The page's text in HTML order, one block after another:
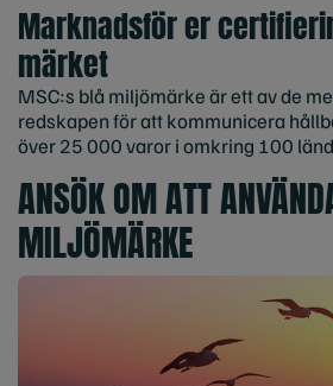
Marknadsför er
märket
MSC:s blå miljömärke är ett av de
redskapen för att kommunicera
över 25 000 varor i omkring 100
ANSÖK OM ATT
MILJÖMÄRKE